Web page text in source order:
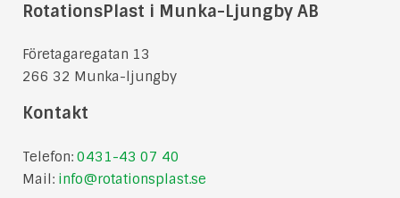
RotationsPlast i Munka-Ljungby AB
Företagaregatan 13
266 32 Munka-ljungby
Kontakt
Telefon: 0431-43 07 40
Mail: info@rotationsplast.se